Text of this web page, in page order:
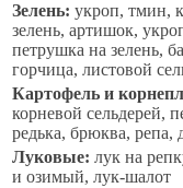
Зелень: укроп, тмин,
зелень, артишок,
петрушка на зелень,
горчица, листовой
Картофель и
корневой сельдерей,
редька, брюква, репа,
Луковые: лук на
и озимый, лук-шалот